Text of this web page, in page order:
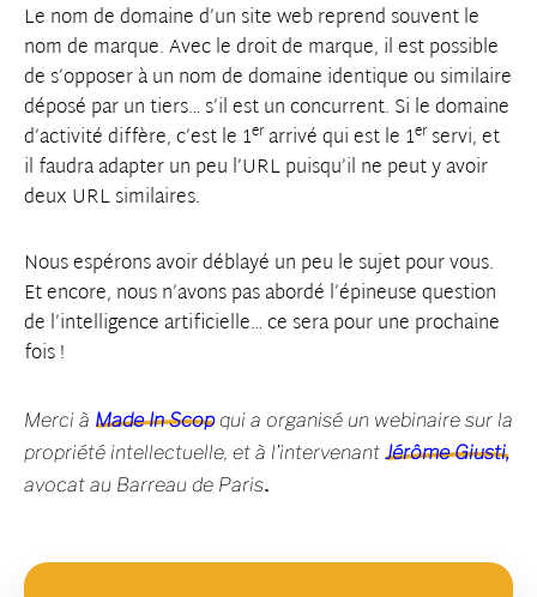
Le nom de domaine d’un site web reprend souvent le
nom de marque. Avec le droit de marque, il est possible
de s’opposer à un nom de domaine identique ou similaire
déposé par un tiers… s’il est un concurrent. Si le domaine
d’activité diffère, c’est le 1erarrivé qui est le 1erservi, et
il faudra adapter un peu l’URL puisqu’il ne peut y avoir
deux URL similaires.
Nous espérons avoir déblayé un peu le sujet pour vous.
Et encore, nous n’avons pas abordé l’épineuse question
de l’intelligence artificielle… ce sera pour une prochaine
fois !
Merci à Made In Scopqui a organisé un webinaire sur la
propriété intellectuelle, et à l’intervenant Jérôme Giusti,
avocat au Barreau de Paris.